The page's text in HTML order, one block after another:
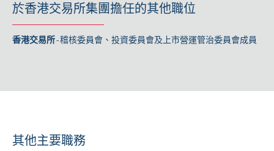
於香港交易所集團擔任的其他職位
香港交易所- 稽核委員會、投資委員會及 上市營運管治委員會成員
其他主要職務